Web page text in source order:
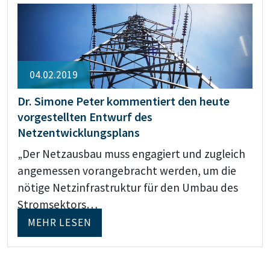
04.02.2019
Dr. Simone Peter kommentiert den heute
vorgestellten Entwurf des
Netzentwicklungsplans
„Der Netzausbau muss engagiert und zugleich
angemessen vorangebracht werden, um die
nötige Netzinfrastruktur für den Umbau des
Stromsektors…
MEHR LESEN